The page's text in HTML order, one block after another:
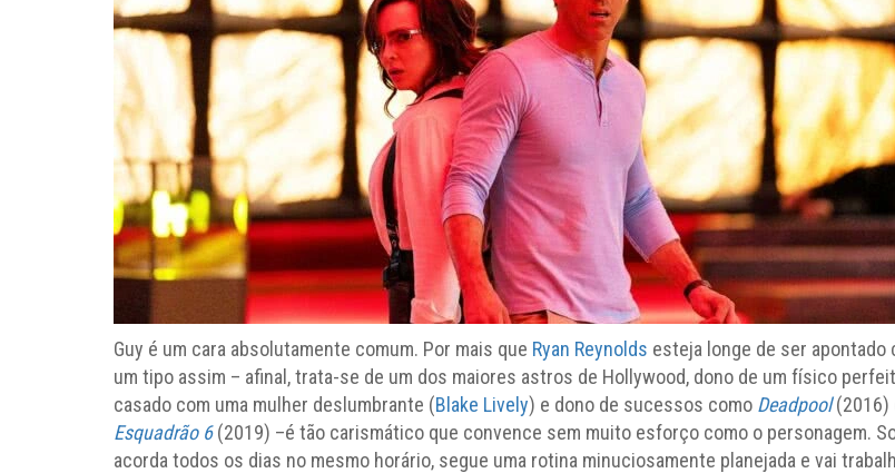
Guy é um cara absolutamente comum. Por mais que Ryan Reynolds esteja longe de ser apontado
um tipo assim – afinal, trata-se de um dos maiores astros de Hollywood, dono de um físico
casado com uma mulher deslumbrante (Blake Lively) e dono de sucessos como Deadpool(2016)
Esquadrão 6(2019) –é tão carismático que convence sem muito esforço como o personagem.
acorda todos os dias no mesmo horário, segue uma rotina minuciosamente planejada e vai